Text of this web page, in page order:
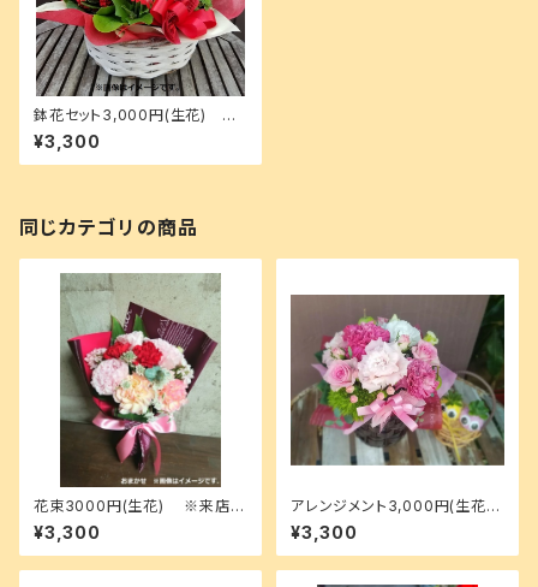
鉢花セット3,000円(生花) ※
来店受渡 or 無料配達地域のみ
選択可
¥3,300
同じカテゴリの商品
花束3000円(生花) ※来店受
渡 or 無料配達地域のみ選択可
2025
¥3,300
アレンジメント3,000円(生花)
※来店受渡 or 無料配達地域
のみ選択可
¥3,300